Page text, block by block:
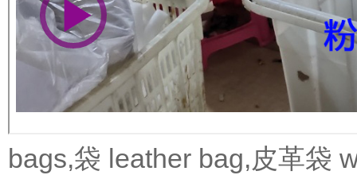
bags,袋 leather bag,皮革袋